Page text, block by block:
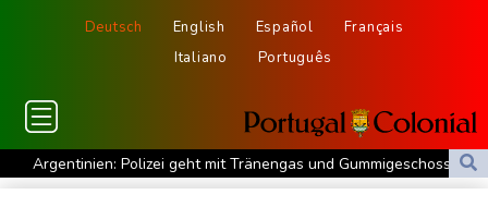
Deutsch English Español
Français
Italiano
Português
Argentinien: Polizei geht mit Tränengas und Gummigeschossen
gegen Proteste vor